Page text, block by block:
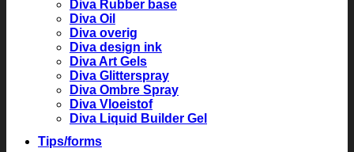
Diva Rubber base
Diva Oil
Diva overig
Diva design ink
Diva Art Gels
Diva Glitterspray
Diva Ombre Spray
Diva Vloeistof
Diva Liquid Builder Gel
Tips/forms